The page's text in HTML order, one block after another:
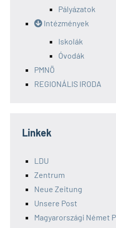
Pályázatok
Intézmények
Iskolák
Óvodák
PMNÖ
REGIONÁLIS IRODA
Linkek
LDU
Zentrum
Neue Zeitung
Unsere Post
Magyarországi Német